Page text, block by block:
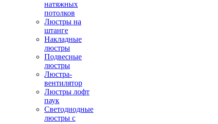
натяжных
потолков
Люстры на
штанге
Накладные
люстры
Подвесные
люстры
Люстра-
вентилятор
Люстры лофт
паук
Светодиодные
люстры с